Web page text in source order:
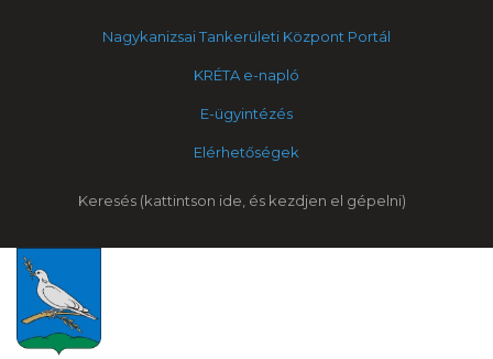
Nagykanizsai Tankerületi Központ Portál
KRÉTA e-napló
E-ügyintézés
Elérhetőségek
Keresés